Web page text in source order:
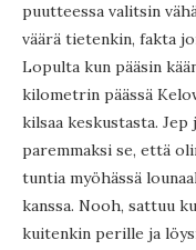
puutteessa valitsin
väärä tietenkin, fakta
Lopulta kun pääsin
kilometrin päässä
kilsaa keskustasta. Jep
paremmaksi se, että
tuntia myöhässä
kanssa. Nooh, sattuu
kuitenkin perille ja